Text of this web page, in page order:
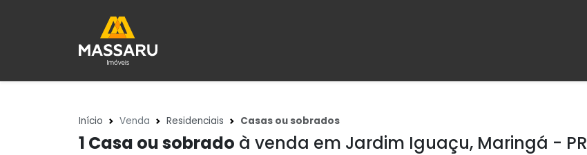
Início Venda Residenciais Casas ou sobrados
1 Casa ou sobrado à venda em Jardim Iguaçu, Maringá - PR